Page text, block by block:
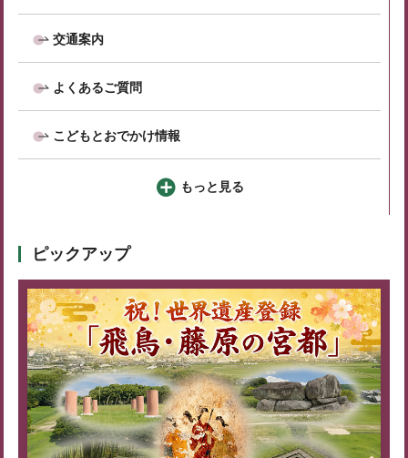
交通案内
よくあるご質問
こどもとおでかけ情報
もっと見る
ピックアップ